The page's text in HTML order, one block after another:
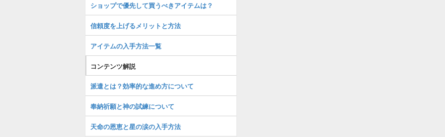
ショップで優先して買うべきアイテムは？
信頼度を上げるメリットと方法
アイテムの入手方法一覧
コンテンツ解説
派遣とは？効率的な進め方について
奉納祈願と神の試練について
天命の恩恵と星の涙の入手方法